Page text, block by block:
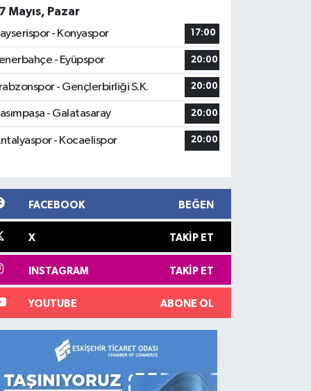
Mayıs, Pazar
- Konyaspor
17:00
- Eyüpspor 20:00
- Gençlerbirliği S.K. 20:00
- Galatasaray 20:00
- Kocaelispor 20:00
FACEBOOK BEĞEN
X TAKIP ET
INSTAGRAM TAKIP ET
YOUTUBE ABONE OL